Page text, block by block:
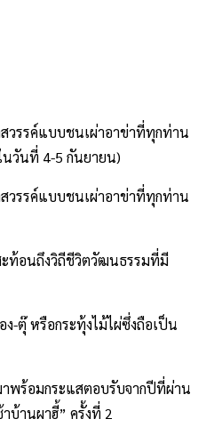
วรรค์แบบชนเผ่าอาข่าที่ทุกท่าน
นวันที่ 4-5 กันยายน)
วรรค์แบบชนเผ่าอาข่าที่ทุกท่าน
ท้อนถึงวิถีชีวิตวัฒนธรรมที่มี
-ตุ๊ หรือกระทุ้งไม้ไผ่ซึ่งถือเป็น
พร้อมกระแสตอบรับจากปีที่ผ่าน
บ้านผาฮี้” ครั้งที่ 2